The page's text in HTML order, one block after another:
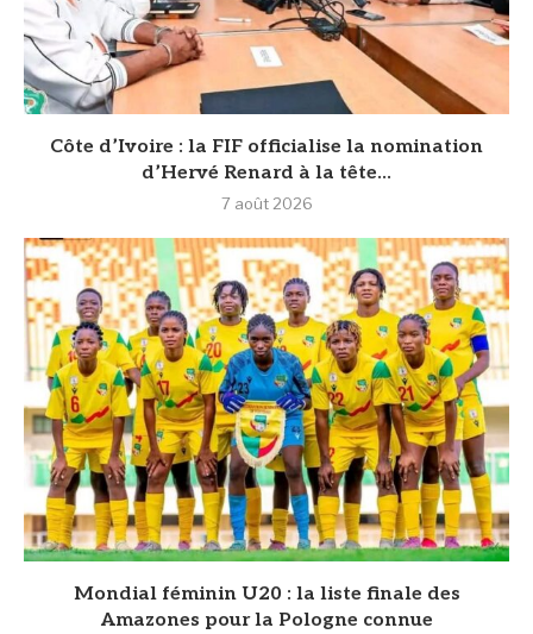
Côte d’Ivoire : la FIF officialise la nomination
d’Hervé Renard à la tête...
7 août 2026
Mondial féminin U20 : la liste finale des
Amazones pour la Pologne connue